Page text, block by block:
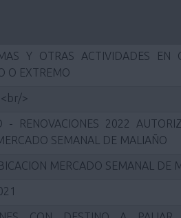
Y OTRAS ACTIVIDADES EN
O EXTREMO
>
- RENOVACIONES 2022
SEMANAL DE MALIAÑO
MERCADO SEMANAL DE